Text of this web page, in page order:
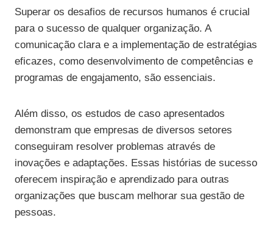
Superar os desafios de recursos humanos é crucial
para o sucesso de qualquer organização. A
comunicação clara e a implementação de estratégias
eficazes, como desenvolvimento de competências e
programas de engajamento, são essenciais.
Além disso, os estudos de caso apresentados
demonstram que empresas de diversos setores
conseguiram resolver problemas através de
inovações e adaptações. Essas histórias de sucesso
oferecem inspiração e aprendizado para outras
organizações que buscam melhorar sua gestão de
pessoas.